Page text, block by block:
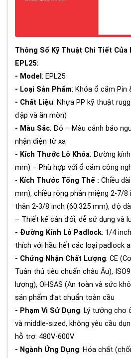
Thông Số Kỹ Thuật Chi Tiết Của
EPL25:
- Model: EPL25
- Loại Sản Phẩm: Khóa ổ cắm Pin
- Chất Liệu: Nhựa PP kỹ thuật
đập và ăn mòn)
- Màu Sắc: Đỏ – Màu cảnh báo
nhận diện từ xa
- Kích Thước Lỗ Khóa: Đường
mm) – Phù hợp với ổ cắm công
- Kích Thước Tổng Thể : Chiều
mm), chiều rộng phần miệng 2-7/8
thân 2-3/8 inch (60.325 mm), độ
– Thiết kế cân đối, dễ sử dụng và
- Đường Kính Lỗ Padlock: 1/4
thích với hầu hết các loại padlock
- Chứng Nhận Chất Lượng: CE
Tuân thủ tiêu chuẩn châu Âu),
lượng), OHSAS (An toàn và sức
sản phẩm đạt chuẩn toàn cầu
- Phạm Vi Sử Dụng: Lý tưởng cho
và middle-sized, không yêu cầu
hỗ trợ: 480V-600V
- Ngành Ứng Dụng: Hóa chất